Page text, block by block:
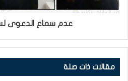
عدم سماع الدعوى
مقالات ذات صلة